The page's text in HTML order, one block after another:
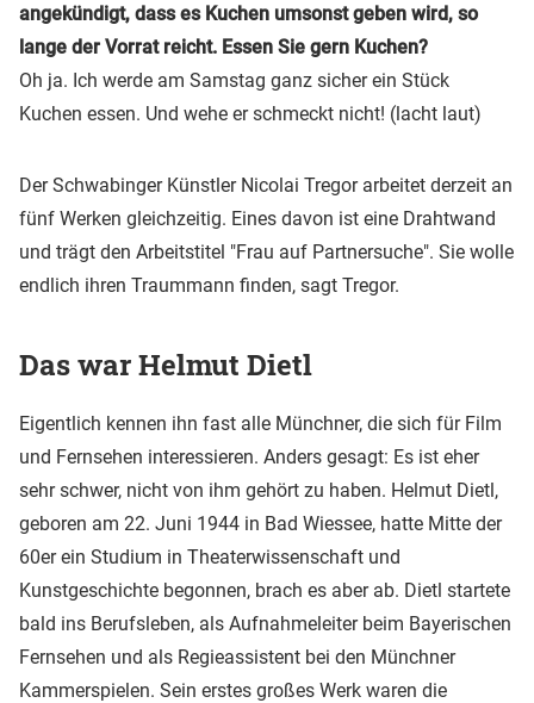
angekündigt, dass es Kuchen umsonst geben wird, so
lange der Vorrat reicht. Essen Sie gern Kuchen?
Oh ja. Ich werde am Samstag ganz sicher ein Stück
Kuchen essen. Und wehe er schmeckt nicht! (lacht laut)
Der Schwabinger Künstler Nicolai Tregor arbeitet derzeit an
fünf Werken gleichzeitig. Eines davon ist eine Drahtwand
und trägt den Arbeitstitel "Frau auf Partnersuche". Sie wolle
endlich ihren Traummann finden, sagt Tregor.
Das war Helmut Dietl
Eigentlich kennen ihn fast alle Münchner, die sich für Film
und Fernsehen interessieren. Anders gesagt: Es ist eher
sehr schwer, nicht von ihm gehört zu haben. Helmut Dietl,
geboren am 22. Juni 1944 in Bad Wiessee, hatte Mitte der
60er ein Studium in Theaterwissenschaft und
Kunstgeschichte begonnen, brach es aber ab. Dietl startete
bald ins Berufsleben, als Aufnahmeleiter beim Bayerischen
Fernsehen und als Regieassistent bei den Münchner
Kammerspielen. Sein erstes großes Werk waren die